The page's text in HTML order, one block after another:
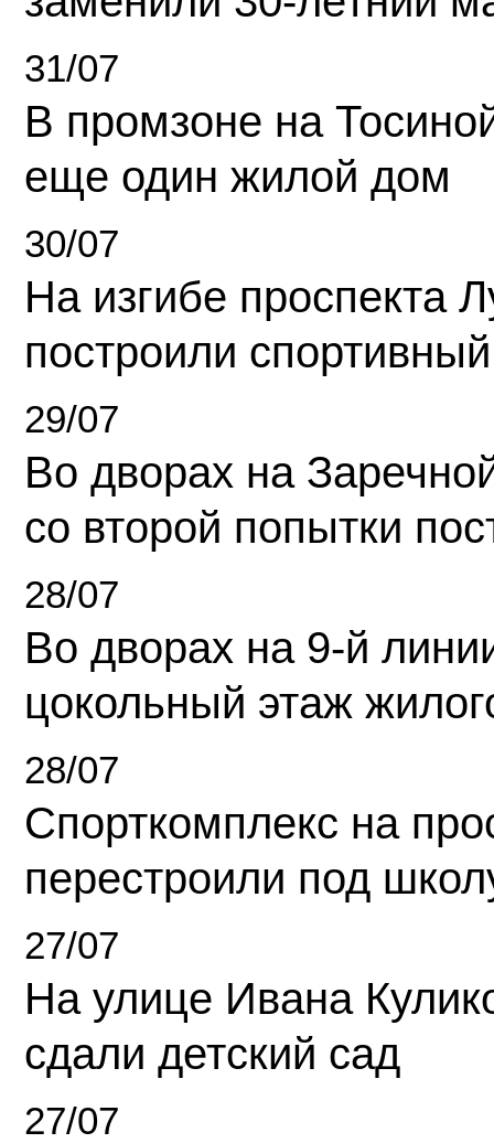
31/07
В промзоне на
еще один жилой дом
30/07
На изгибе проспекта
построили
29/07
Во дворах на
со второй попытки
28/07
Во дворах на 9-й
цокольный этаж
28/07
Спорткомплекс на
перестроили под
27/07
На улице Ивана
сдали детский сад
27/07